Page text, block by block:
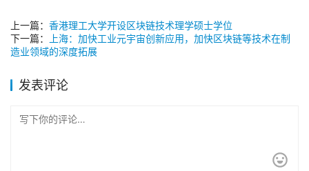
上一篇： 香港理工大学开设区块链技术理学硕士学位
下一篇：
上海：加快工业元宇宙创新应用，加快区块链等技术在制
造业领域的深度拓展
发表评论